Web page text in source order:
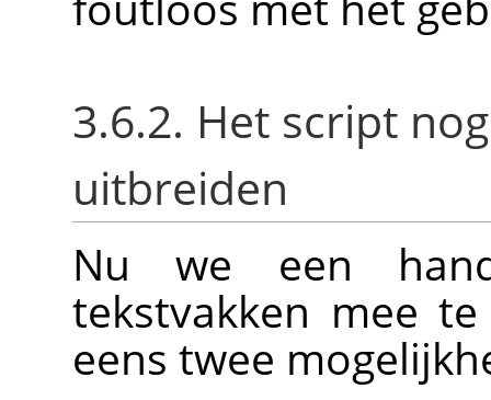
3.6.2. Het script
uitbreiden
Nu we een
tekstvakken mee
eens twee